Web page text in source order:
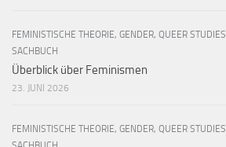
FEMINISTISCHE THEORIE, GENDER, QUEER STUDIES
SACHBUCH
Überblick über Feminismen
23. JUNI 2026
FEMINISTISCHE THEORIE, GENDER, QUEER STUDIES